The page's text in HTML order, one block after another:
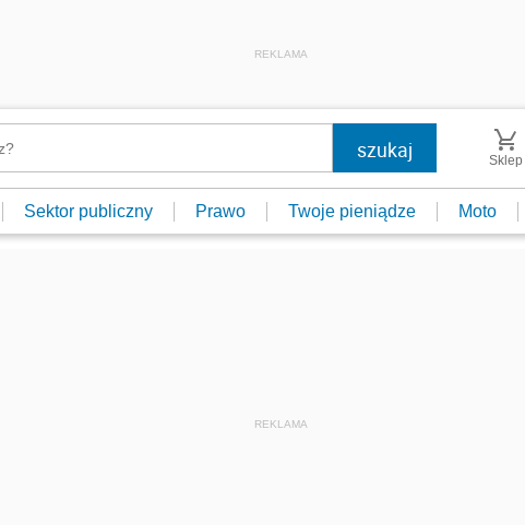
REKLAMA
Sklep
Sektor publiczny Prawo Twoje pieniądze Moto